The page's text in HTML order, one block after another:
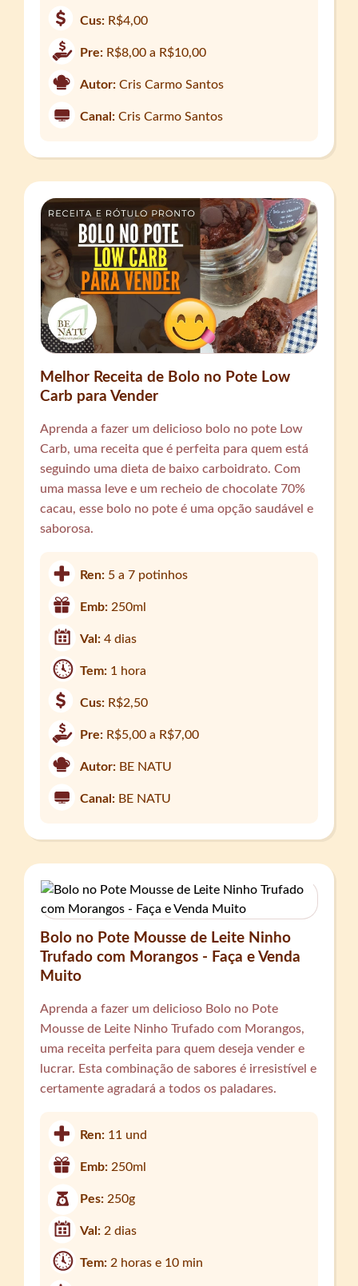
Cus: R$4,00
Pre: R$8,00 a R$10,00
Autor: Cris Carmo Santos
Canal: Cris Carmo Santos
Melhor Receita de Bolo no Pote Low
Carb para Vender
Aprenda a fazer um delicioso bolo no pote Low
Carb, uma receita que é perfeita para quem está
seguindo uma dieta de baixo carboidrato. Com
uma massa leve e um recheio de chocolate 70%
cacau, esse bolo no pote é uma opção saudável e
saborosa.
Ren: 5 a 7 potinhos
Emb:250ml
Val:4 dias
Tem: 1 hora
Cus: R$2,50
Pre: R$5,00 a R$7,00
Autor: BE NATU
Canal: BE NATU
Bolo no Pote Mousse de Leite Ninho
Trufado com Morangos - Faça e Venda
Muito
Aprenda a fazer um delicioso Bolo no Pote
Mousse de Leite Ninho Trufado com Morangos,
uma receita perfeita para quem deseja vender e
lucrar. Esta combinação de sabores é irresistível e
certamente agradará a todos os paladares.
Ren: 11 und
Emb: 250ml
Pes: 250g
Val: 2 dias
Tem: 2 horas e 10 min